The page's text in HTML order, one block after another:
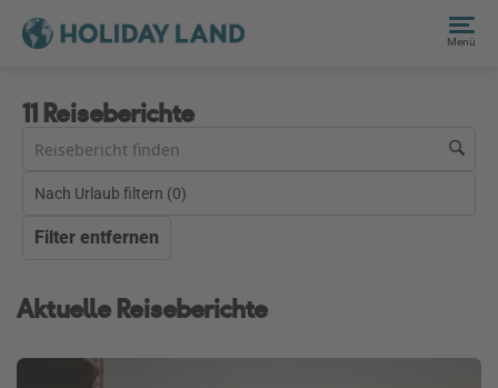
Menü
11 Reiseberichte
Nach Urlaub filtern (0)
Filter entfernen
Aktuelle Reiseberichte